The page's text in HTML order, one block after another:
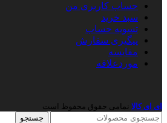
حساب کاربری من
سبد خرید
تسویه حساب
پیگیری سفارش
مقایسه
موردعلاقه
ای ای کالا نمامی حقوق محفوظ است
جستجو